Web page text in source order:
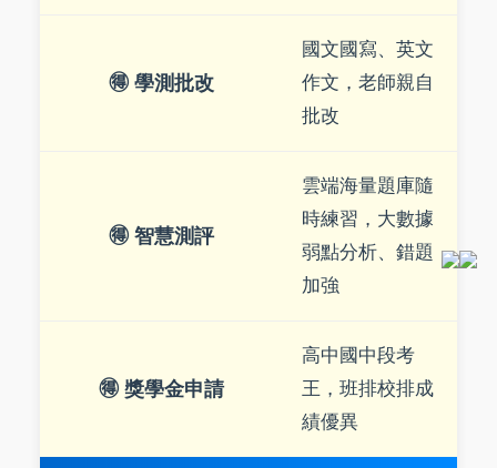
🉐 學測批改
國文國寫、英文
作文，老師親自
批改
🉐 智慧測評
雲端海量題庫隨
時練習，大數據
弱點分析、錯題
加強
🉐 獎學金申請
高中國中段考
王，班排校排成
績優異